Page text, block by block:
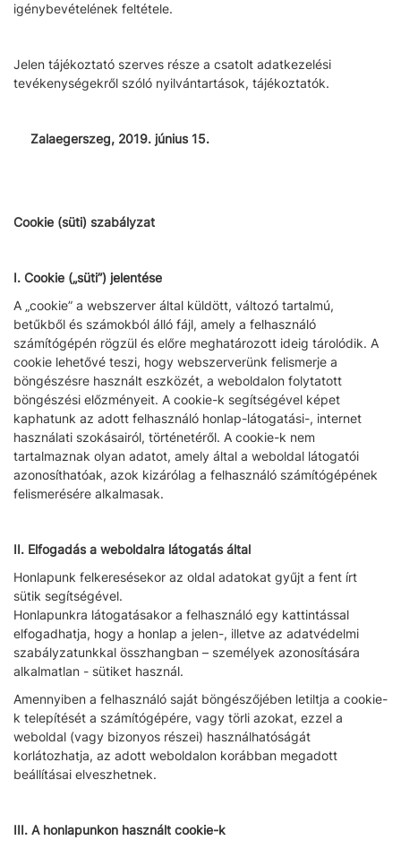
igénybevételének feltétele.
Jelen tájékoztató szerves része a csatolt adatkezelési
tevékenységekről szóló nyilvántartások, tájékoztatók.
Zalaegerszeg, 2019. június 15.
Cookie (süti) szabályzat
I. Cookie („süti”) jelentése
A „cookie” a webszerver által küldött, változó tartalmú,
betűkből és számokból álló fájl, amely a felhasználó
számítógépén rögzül és előre meghatározott ideig tárolódik. A
cookie lehetővé teszi, hogy webszerverünk felismerje a
böngészésre használt eszközét, a weboldalon folytatott
böngészési előzményeit. A cookie-k segítségével képet
kaphatunk az adott felhasználó honlap-látogatási-, internet
használati szokásairól, történetéről. A cookie-k nem
tartalmaznak olyan adatot, amely által a weboldal látogatói
azonosíthatóak, azok kizárólag a felhasználó számítógépének
felismerésére alkalmasak.
II. Elfogadás a weboldalra látogatás által
Honlapunk felkeresésekor az oldal adatokat gyűjt a fent írt
sütik segítségével.
Honlapunkra látogatásakor a felhasználó egy kattintással
elfogadhatja, hogy a honlap a jelen-, illetve az adatvédelmi
szabályzatunkkal összhangban – személyek azonosítására
alkalmatlan - sütiket használ.
Amennyiben a felhasználó saját böngészőjében letiltja a cookie-
k telepítését a számítógépére, vagy törli azokat, ezzel a
weboldal (vagy bizonyos részei) használhatóságát
korlátozhatja, az adott weboldalon korábban megadott
beállításai elveszhetnek.
III. A honlapunkon használt cookie-k